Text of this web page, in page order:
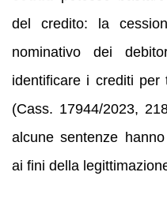
del credito: la
nominativo dei
identificare i crediti per
(Cass. 17944/2023,
alcune sentenze
ai fini della